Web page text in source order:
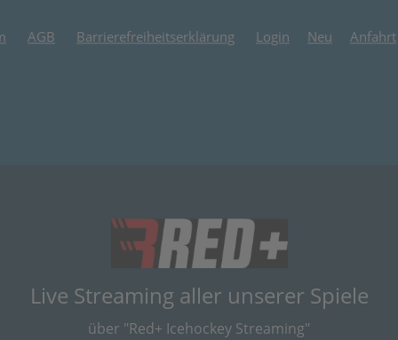
AGB Barrierefreiheitserklärung Login Neu Anfahrt
Live Streaming aller unserer Spiele
über "Red+ Icehockey Streaming"